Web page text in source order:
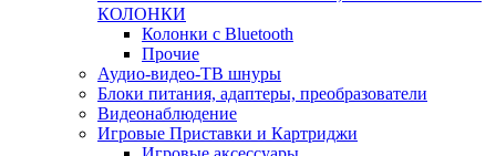
КОЛОНКИ
Колонки с Bluetooth
Прочие
Аудио-видео-ТВ шнуры
Блоки питания, адаптеры, преобразователи
Видеонаблюдение
Игровые Приставки и Картриджи